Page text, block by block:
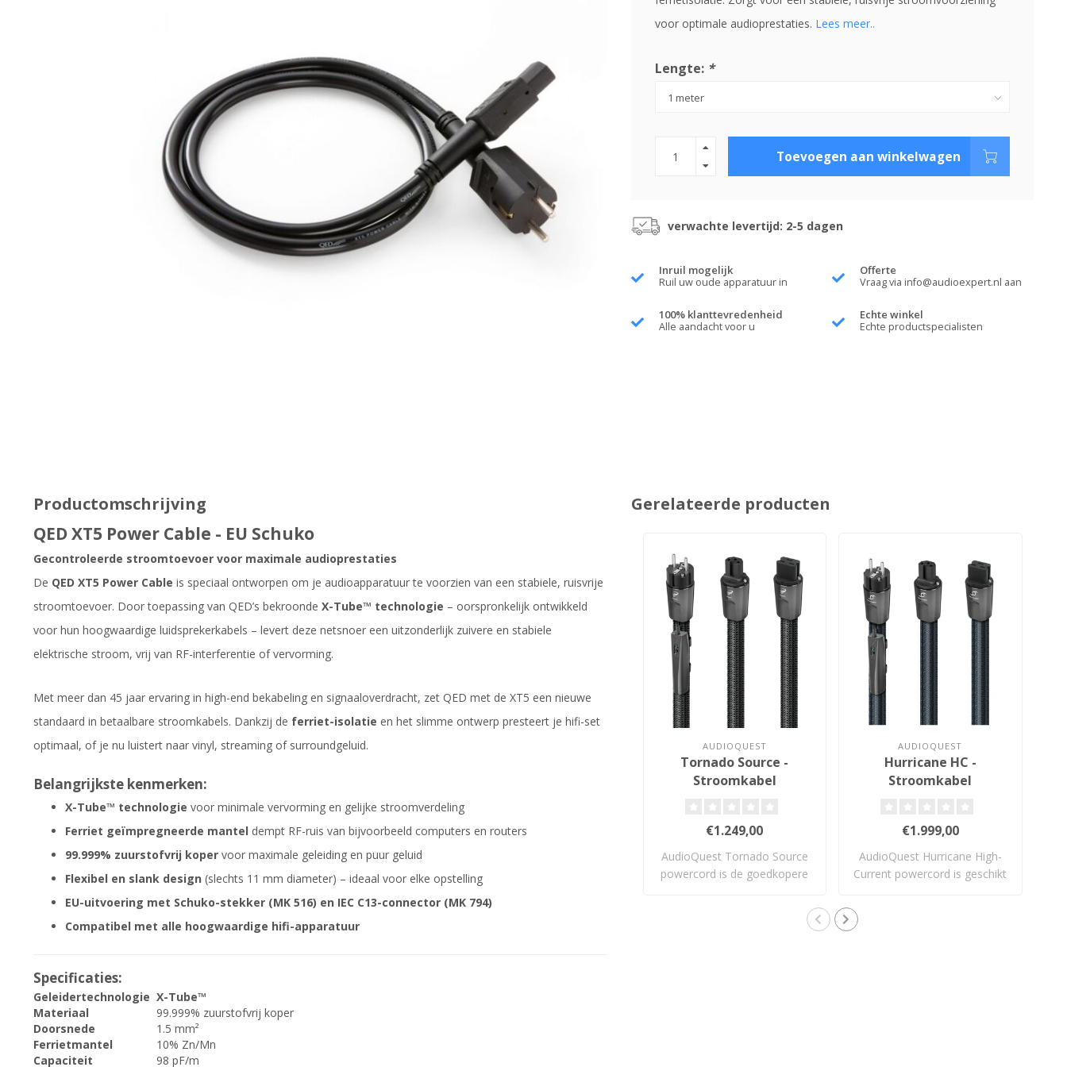
voor optimale audioprestaties. Lees meer..
Lengte: *
Toevoegen aan winkelwagen
verwachte levertijd: 2-5 dagen
Inruil mogelijk
Ruil uw oude apparatuur in
Offerte
Vraag via info@audioexpert.nl aan
100% klanttevredenheid
Alle aandacht voor u
Echte winkel
Echte productspecialisten
Productomschrijving
QED XT5 Power Cable - EU Schuko
Gecontroleerde stroomtoevoer voor maximale audioprestaties
De QED XT5 Power Cable is speciaal ontworpen om je audioapparatuur te voorzien van een stabiele, ruisvrije
stroomtoevoer. Door toepassing van QED’s bekroonde X-Tube™ technologie – oorspronkelijk ontwikkeld
voor hun hoogwaardige luidsprekerkabels – levert deze netsnoer een uitzonderlijk zuivere en stabiele
elektrische stroom, vrij van RF-interferentie of vervorming.
Met meer dan 45 jaar ervaring in high-end bekabeling en signaaloverdracht, zet QED met de XT5 een nieuwe
standaard in betaalbare stroomkabels. Dankzij de ferriet-isolatie en het slimme ontwerp presteert je hifi-set
optimaal, of je nu luistert naar vinyl, streaming of surroundgeluid.
Belangrijkste kenmerken:
X-Tube™ technologie voor minimale vervorming en gelijke stroomverdeling
Ferriet geïmpregneerde mantel dempt RF-ruis van bijvoorbeeld computers en routers
99.999% zuurstofvrij koper voor maximale geleiding en puur geluid
Flexibel en slank design (slechts 11 mm diameter) – ideaal voor elke opstelling
EU-uitvoering met Schuko-stekker (MK 516) en IEC C13-connector (MK 794)
Compatibel met alle hoogwaardige hifi-apparatuur
Specificaties:
Geleidertechnologie X-Tube™
Materiaal
99.999% zuurstofvrij koper
Doorsnede
1.5 mm²
Ferrietmantel
10% Zn/Mn
Capaciteit
98 pF/m
Gerelateerde producten
AUDIOQUEST
Tornado Source -
Stroomkabel
€1.249,00
AudioQuest Tornado Source
powercord is de goedkopere
AUDIOQUEST
Hurricane HC -
Stroomkabel
€1.999,00
AudioQuest Hurricane High-
Current powercord is geschikt